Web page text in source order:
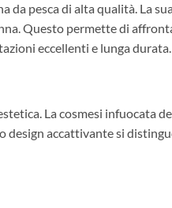
da pesca di alta qualità. La
Questo permette di
eccellenti e lunga durata.
La cosmesi infuocata
accattivante si